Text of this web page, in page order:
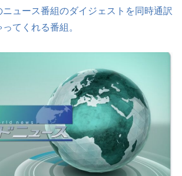
ニュース番組のダイジェストを同時通訳
てくれる番組。